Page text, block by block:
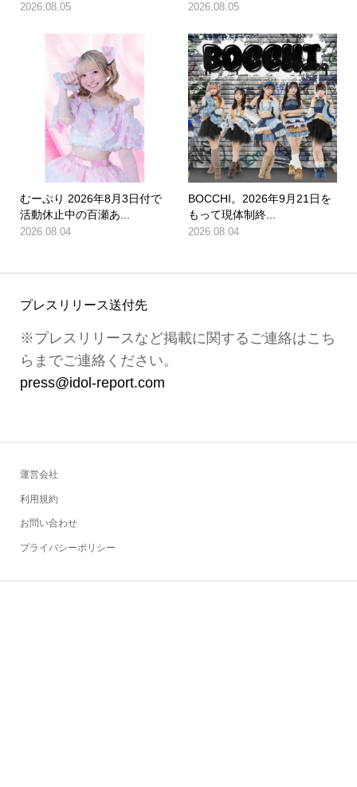
2026.08.05 2026.08.05
むーぷり 2026年8月3日付で
活動休止中の百瀬あ...
2026.08.04
BOCCHI。2026年9月21日を
もって現体制終...
2026.08.04
プレスリリース送付先
※プレスリリースなど掲載に関するご連絡はこち
らまでご連絡ください。
press@idol-report.com
運営会社
利用規約
お問い合わせ
プライバシーポリシー